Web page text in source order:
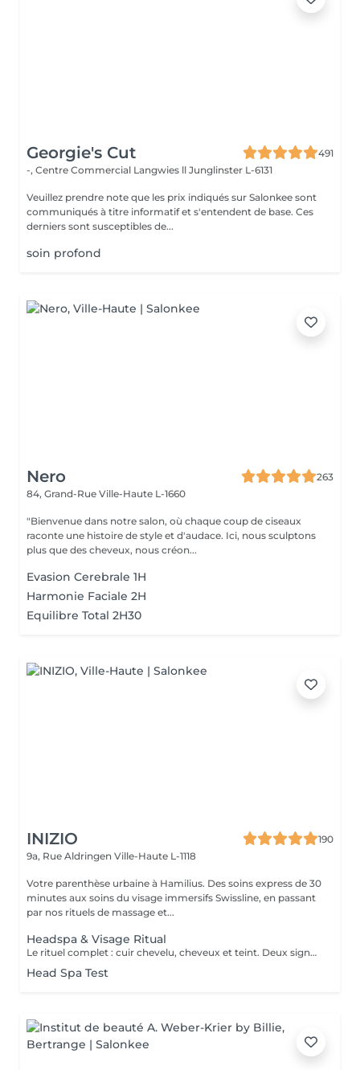
Georgie's Cut
491
-, Centre Commercial Langwies ll Junglinster L-6131
Veuillez prendre note que les prix indiqués sur Salonkee sont
communiqués à titre informatif et s'entendent de base. Ces
derniers sont susceptibles de...
soin profond
Nero
263
84, Grand-Rue Ville-Haute L-1660
"Bienvenue dans notre salon, où chaque coup de ciseaux
raconte une histoire de style et d'audace. Ici, nous sculptons
plus que des cheveux, nous créon...
Evasion Cerebrale 1H
Harmonie Faciale 2H
Equilibre Total 2H30
INIZIO
190
9a, Rue Aldringen Ville-Haute L-1118
Votre parenthèse urbaine à Hamilius. Des soins express de 30
minutes aux soins du visage immersifs Swissline, en passant
par nos rituels de massage et...
Headspa & Visage Ritual
Le rituel complet : cuir chevelu, cheveux et teint. Deux signatures suisse-italienne, une cabine privée. Deux heures de bien-être complet, qui réunissent nos deux rituels signatures dans la même cabine privée. La séance s'ouvre par le rituel headspa complet de 90 minutes diagnostic personnalisé du cuir chevelu, protocole en quatre étapes avec Hylis, la marque professionnelle italienne créée à Trévise puis se prolonge par un soin du visage sur mesure avec Swissline, la maison de skincare suisse fondée en 1989, célébrée dans le monde entier pour ses formules à base de collagène dédiées à la longévité de la peau, en exclusivité chez Inizio au Luxembourg. Deux traditions scientifiques, deux collaborations exclusives, un seul moment continu de restauration. La séance se conclut par un brushing soigné. Notre expérience bien-être la plus complète, pensée pour celles et ceux qui souhaitent vraiment sortir du rythme du quotidien. Inclus : rituel headspa Hylis complet, soin du visage Swissline personnalisé, brushing.
Head Spa Test